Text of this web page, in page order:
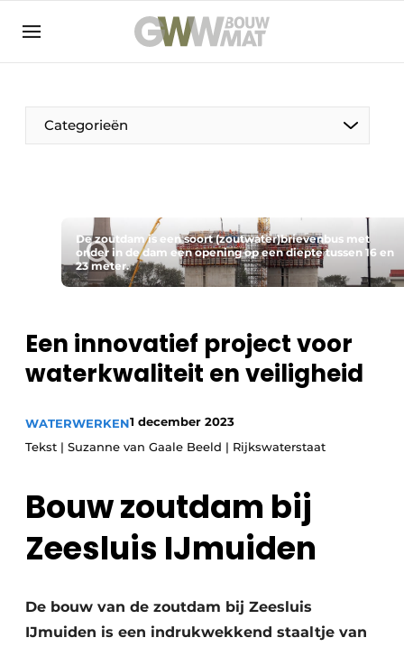
NL EN
Categorieën
Vrouw in de bouw
Fundering
De zoutdam is een soort (zoutwater)brievenbus met
onder in de dam een opening op een diepte tussen 16 en
23 meter.
Een innovatief project voor
waterkwaliteit en veiligheid
WATERWERKEN1 december 2023
Tekst | Suzanne van Gaale Beeld | Rijkswaterstaat
Bouw zoutdam bij
Zeesluis IJmuiden
De bouw van de zoutdam bij Zeesluis
IJmuiden is een indrukwekkend staaltje van